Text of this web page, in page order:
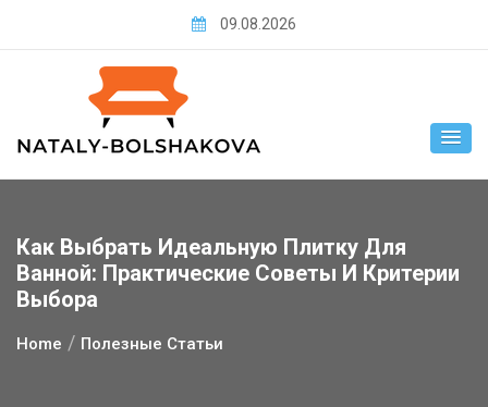
09.08.2026
Как Выбрать Идеальную Плитку Для
Ванной: Практические Советы И Критерии
Выбора
Home Полезные Статьи